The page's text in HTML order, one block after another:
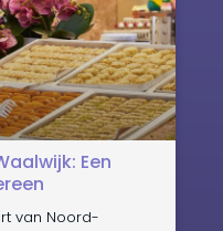
Een
van Noord-